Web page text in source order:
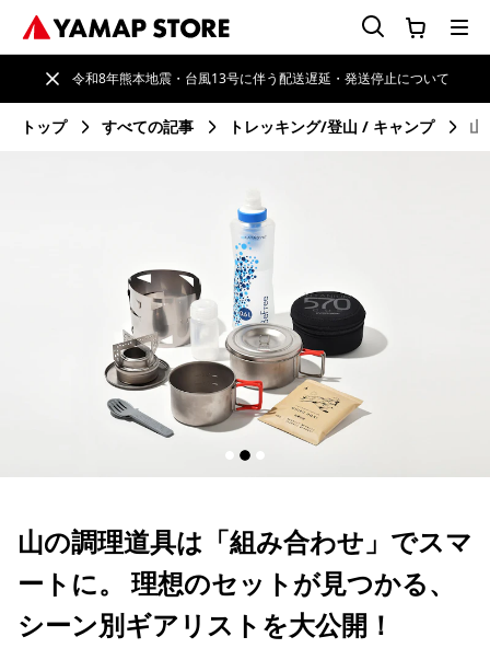
令和8年熊本地震・台風13号に伴う配送遅延・発送停止について
トップ すべての記事 トレッキング/登山 キャンプ 山
山の調理道具は「組み合わせ」でスマ
ートに。 理想のセットが見つかる、
シーン別ギアリストを大公開！